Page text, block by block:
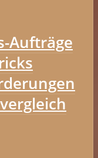
Aufträge